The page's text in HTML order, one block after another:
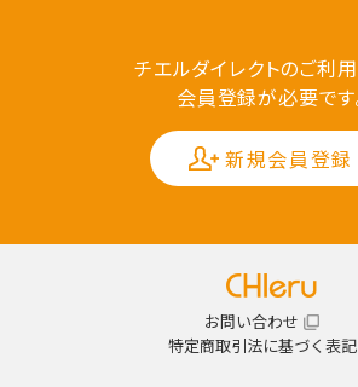
チエルダイレクトのご利用
会員登録が必要です
新規会員登録
お問い合わせ
特定商取引法に基づく表記